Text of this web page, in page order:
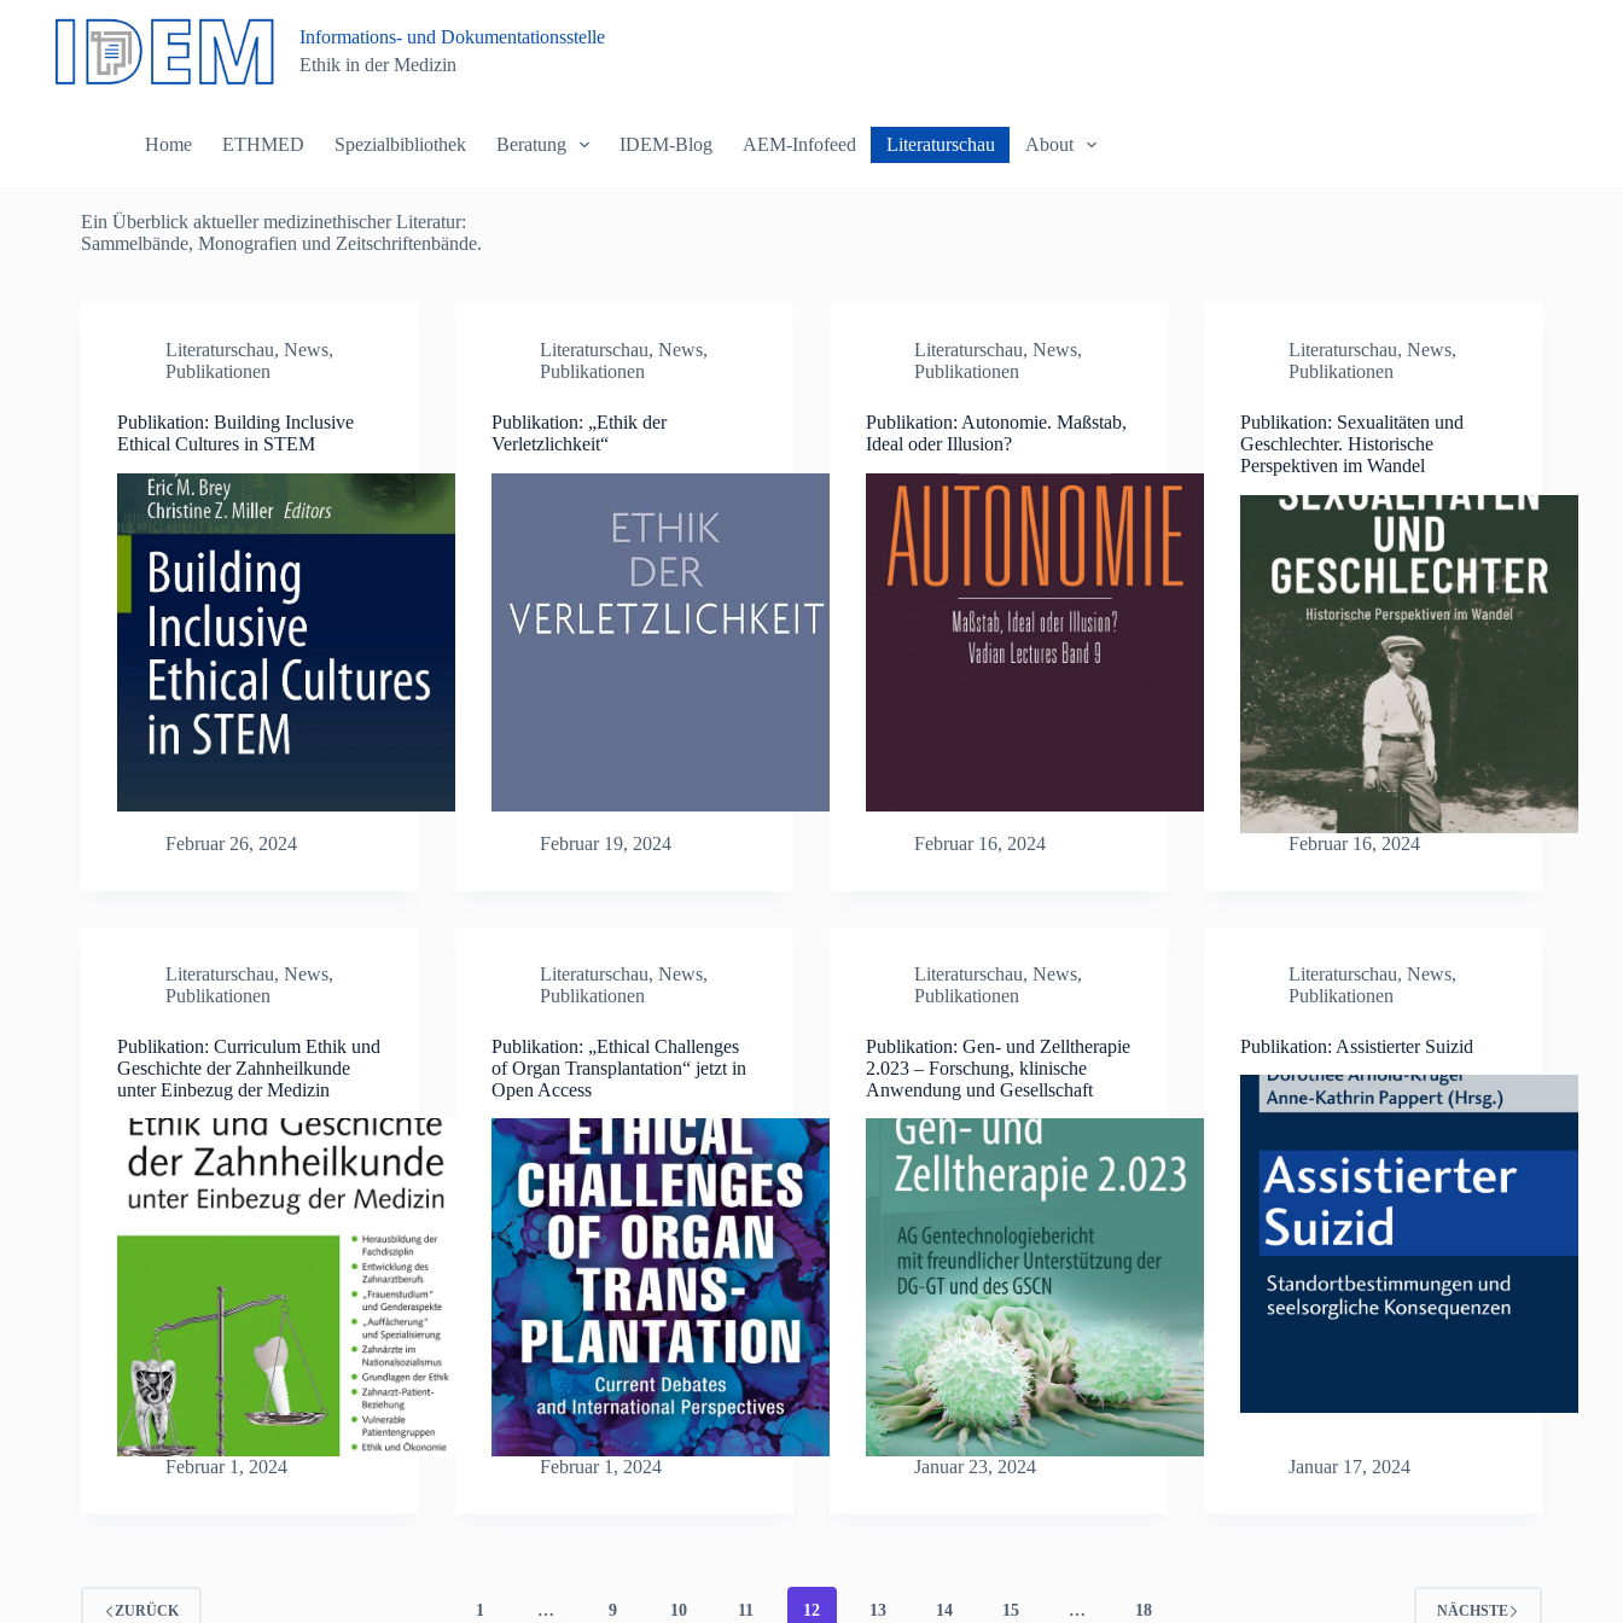
Informations- und Dokumentationsstelle
Ethik in der Medizin
Home ETHMED Spezialbibliothek Beratung IDEM-Blog AEM-Infofeed Literaturschau About
Ein Überblick aktueller medizinethischer Literatur:
Sammelbände, Monografien und Zeitschriftenbände.
Literaturschau,News,
Publikationen
Publikation: Building Inclusive
Ethical Cultures in STEM
Februar 26, 2024
Literaturschau,News,
Publikationen
Publikation: „Ethik der
Verletzlichkeit“
Februar 19, 2024
Literaturschau, News,
Publikationen
Publikation: Autonomie. Maßstab,
Ideal oder Illusion?
Februar 16, 2024
Literaturschau, News,
Publikationen
Publikation: Sexualitäten und
Geschlechter. Historische
Perspektiven im Wandel
Februar 16, 2024
Literaturschau,News,
Publikationen
Publikation: Curriculum Ethik und
Geschichte der Zahnheilkunde
unter Einbezug der Medizin
Februar 1, 2024
Literaturschau,News,
Publikationen
Publikation: „Ethical Challenges
of Organ Transplantation“ jetzt in
Open Access
Februar 1, 2024
Literaturschau, News,
Publikationen
Publikation: Gen- und Zelltherapie
2.023 – Forschung, klinische
Anwendung und Gesellschaft
Januar 23, 2024
Literaturschau, News,
Publikationen
Publikation: Assistierter Suizid
Januar 17, 2024
ZURÜCK 1 … 9 10 11 12 13 14 15 … 18 NÄCHSTE